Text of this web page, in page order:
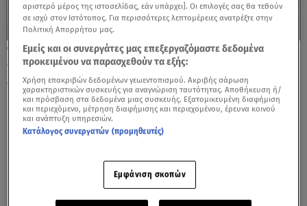
04.07.25, 20:17
ΟΠΕΚΕΠΕ: Οι αγρότες που καταγγέλλουν
δέχονται απειλές
αριστερό μέρος της ιστοσελίδας, εάν υπάρχει]. Οι επιλογές σας θα τεθούν
σε ισχύ στον Ιστότοπος. Για περισσότερες λεπτομέρειες ανατρέξτε στην
Πολιτική Απορρήτου μας.
Εμείς και οι συνεργάτες μας επεξεργαζόμαστε δεδομένα
προκειμένου να παρασχεθούν τα εξής:
Χρήση επακριβών δεδομένων γεωεντοπισμού. Ακριβής σάρωση
χαρακτηριστικών συσκευής για αναγνώριση ταυτότητας. Αποθήκευση ή/
και πρόσβαση στα δεδομένα μιας συσκευής. Εξατομικευμένη διαφήμιση
και περιεχόμενο, μέτρηση διαφήμισης και περιεχομένου, έρευνα κοινού
και ανάπτυξη υπηρεσιών.
Κατάλογος συνεργατών (προμηθευτές)
Εμφάνιση σκοπών